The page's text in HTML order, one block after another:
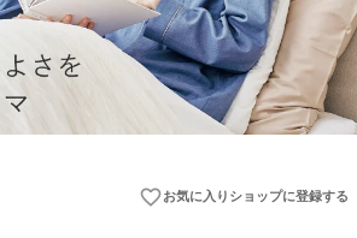
favorite_borderお気に入りショップに登録する